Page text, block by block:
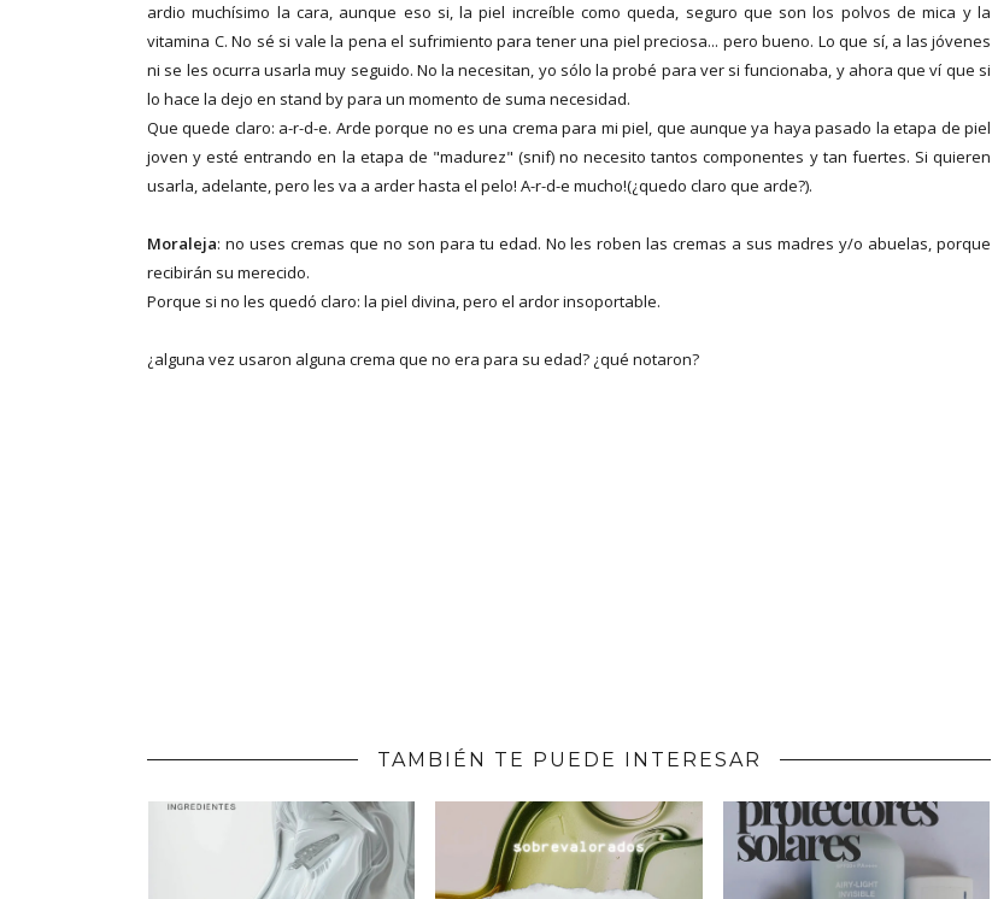
ardio muchísimo la cara, aunque eso si, la piel increíble como queda, seguro que son los polvos de mica y la
vitamina C. No sé si vale la pena el sufrimiento para tener una piel preciosa... pero bueno. Lo que sí, a las jóvenes
ni se les ocurra usarla muy seguido. No la necesitan, yo sólo la probé para ver si funcionaba, y ahora que ví que si
lo hace la dejo en stand by para un momento de suma necesidad.
Que quede claro: a-r-d-e. Arde porque no es una crema para mi piel, que aunque ya haya pasado la etapa de piel
joven y esté entrando en la etapa de "madurez" (snif) no necesito tantos componentes y tan fuertes. Si quieren
usarla, adelante, pero les va a arder hasta el pelo! A-r-d-e mucho!(¿quedo claro que arde?).
Moraleja: no uses cremas que no son para tu edad. No les roben las cremas a sus madres y/o abuelas, porque
recibirán su merecido.
Porque si no les quedó claro: la piel divina, pero el ardor insoportable.
¿alguna vez usaron alguna crema que no era para su edad? ¿qué notaron?
TAMBIÉN TE PUEDE INTERESAR